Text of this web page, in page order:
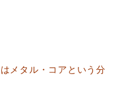
は メタル・コア という分